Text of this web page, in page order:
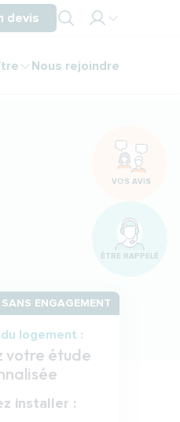
devis
espace
Nous rejoindre
ENGAGEMENT
logement :
votre étude
installer :
VOS AVIS
ÊTRE RAPPELÉ